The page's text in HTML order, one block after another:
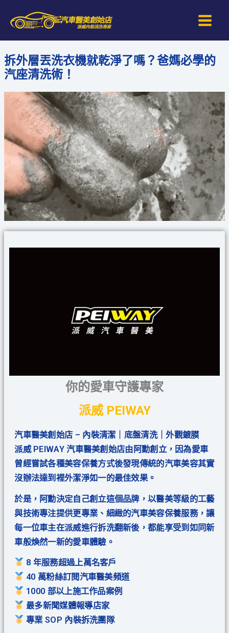
內
容
Main
拆外層丟洗衣機就乾淨了嗎？爸媽必學的
汽座清洗術！
你的愛車守護專家
派威 PEIWAY
汽車醫美創始店 – 內裝清潔｜底盤清洗｜外觀鍍膜
派威 PEIWAY 汽車醫美創始店由阿勳創立，因為愛車
曾經嘗試各種美容保養方式後發現傳統的汽車美容其實
沒辦法達到裡外潔淨如一的最佳效果。
於是，阿勳決定自己創立這個品牌，以醫美等級的工藝
與技術專注提供更專業、細緻的汽車美容保養服務，讓
每一位車主在派威進行拆洗翻新後，都能享受到如同新
車般煥然一新的愛車體驗。
8 年服務超過上萬名客戶
40 萬粉絲訂閱汽車醫美頻道
1000 部以上施工作品案例
最多新聞媒體報導店家
專業 SOP 內裝拆洗團隊